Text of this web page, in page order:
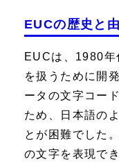
EUCの歴史と
EUCは、1980
を扱うために開
ータの文字コー
ため、日本語の
とが困難でした
の文字を表現で